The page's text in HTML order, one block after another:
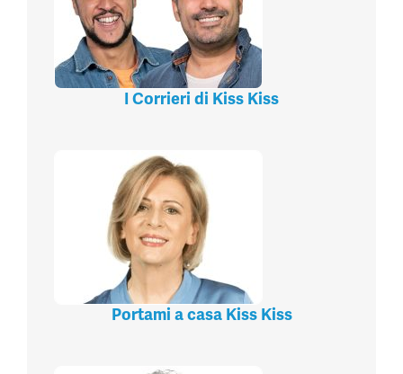
I Corrieri di Kiss Kiss
Portami a casa Kiss Kiss